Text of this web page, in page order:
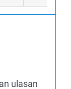
ulasan